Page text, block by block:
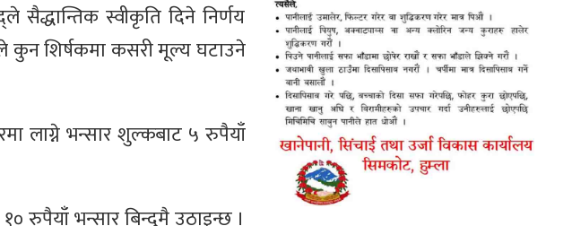
सैद्धान्तिक स्वीकृति दिने निर्णय
कुन शिर्षकमा कसरी मूल्य घटाउने
लाग्ने भन्सार शुल्कबाट ५ रुपैयाँ
रुपैयाँ भन्सार बिन्दुमै उठाइन्छ ।